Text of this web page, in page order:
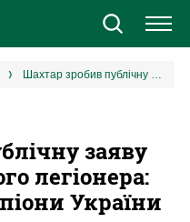
Шахтар зробив публічну заяву щодо бразильського легіонера: що написали чемпіони України
заяву
легіонера:
України